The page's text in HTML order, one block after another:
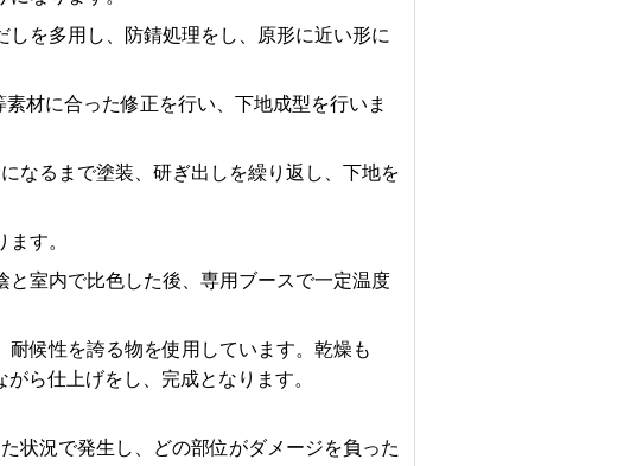
を多用し、防錆処理をし、原形に近い形に
材に合った修正を行い、下地成型を行いま
なるまで塗装、研ぎ出しを繰り返し、下地を
す。
室内で比色した後、専用ブースで一定温度
候性を誇る物を使用しています。乾燥も
ら仕上げをし、完成となります。
状況で発生し、どの部位がダメージを負った